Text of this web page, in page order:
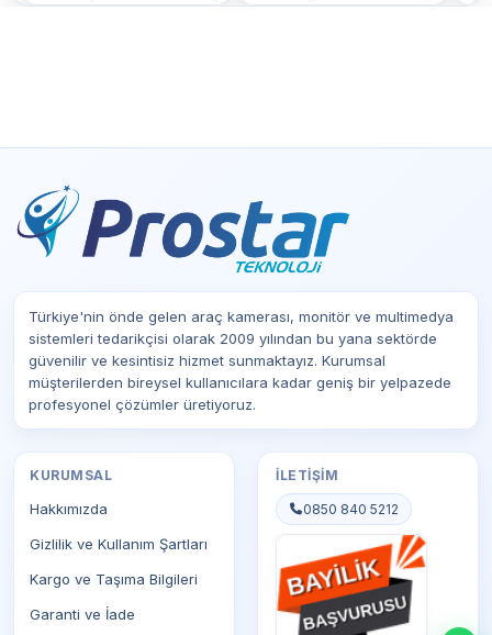
Türkiye'nin önde gelen araç kamerası, monitör ve multimedya
sistemleri tedarikçisi olarak 2009 yılından bu yana sektörde
güvenilir ve kesintisiz hizmet sunmaktayız. Kurumsal
müşterilerden bireysel kullanıcılara kadar geniş bir yelpazede
profesyonel çözümler üretiyoruz.
KURUMSAL
Hakkımızda
Gizlilik ve Kullanım Şartları
Kargo ve Taşıma Bilgileri
Garanti ve İade
İLETIŞIM
0850 840 5212